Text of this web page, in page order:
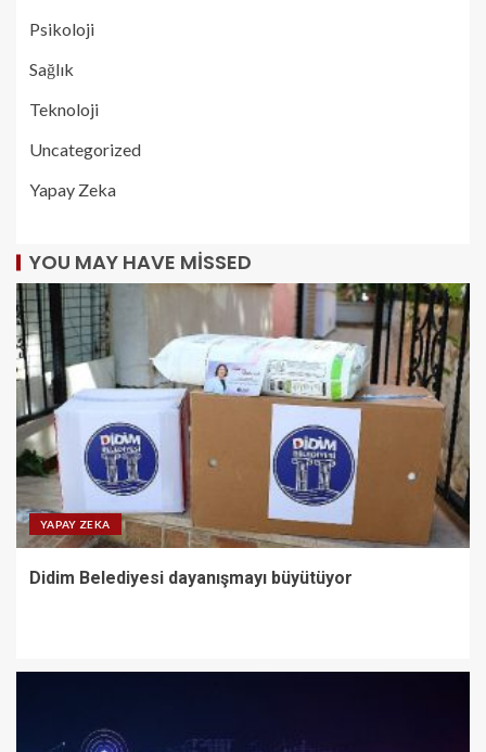
Psikoloji
Sağlık
Teknoloji
Uncategorized
Yapay Zeka
YOU MAY HAVE MISSED
YAPAY ZEKA
Didim Belediyesi dayanışmayı büyütüyor